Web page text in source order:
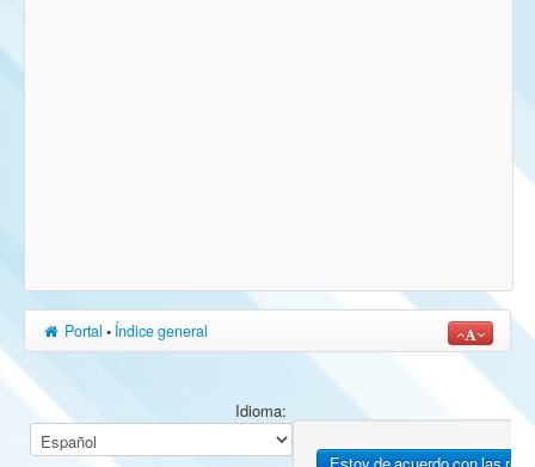
Portal • Índice general
Idioma: